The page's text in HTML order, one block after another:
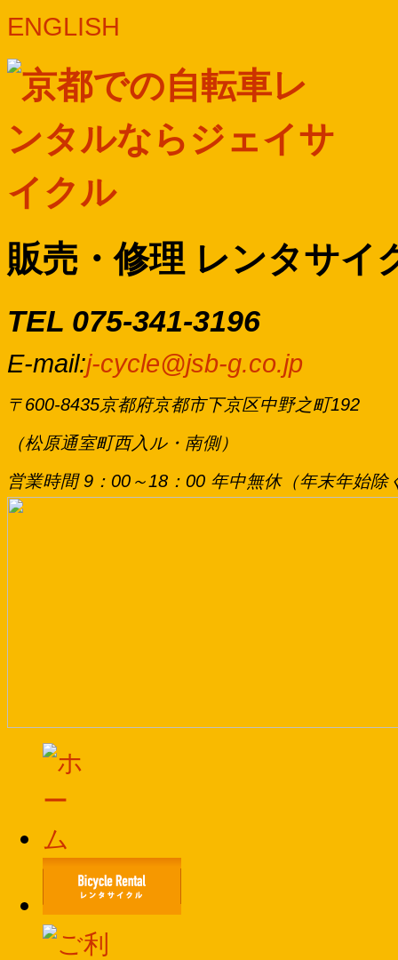
ENGLISH
販売・修理 レンタサイ
TEL 075-341-3196
E-mail:j-cycle@jsb-g.co.jp
〒600-8435京都府京都市下京区中野之町192
（松原通室町西入ル・南側）
営業時間 9：00～18：00 年中無休（年末年始除